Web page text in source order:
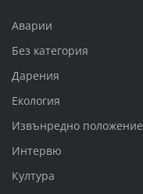
Аварии
Без категория
Дарения
Екология
Извънредно положение
Интервю
Култура